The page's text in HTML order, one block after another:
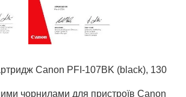
Canon PFI-107BK (black), 130
чорнилами для пристроїв Canon